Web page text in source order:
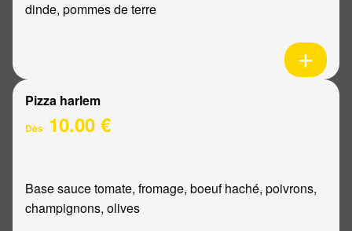
dinde, pommes de terre
Pizza harlem
Dès 10.00 €
Base sauce tomate, fromage, boeuf haché, poivrons,
champignons, olives